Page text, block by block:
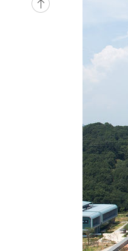
-224초 전 >
[속보] SKT, 에이
[속보]합참 "북, 동
'낮 최고 39도' 불
[속보]7~9일 프로
"韓 외환시장 개입
'월드컵 탈락 후폭
서울 낮 37.9도,
[속보]종합특검,
[속보]코스닥,
[속보]코스피,
[속보]원·달러 환
"여기 떨어졌다"…
손흥민, 5경기 연
내일까지 39도 '